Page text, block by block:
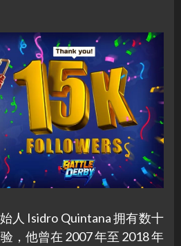
人 Isidro Quintana 拥有数十
，他曾在 2007 年至 2018 年